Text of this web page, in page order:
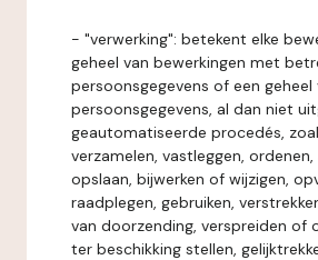
- "verwerking": betekent elke
geheel van bewerkingen met
persoonsgegevens of een geheel
persoonsgegevens, al dan niet
geautomatiseerde procedés,
verzamelen, vastleggen,
opslaan, bijwerken of wijzigen,
raadplegen, gebruiken,
van doorzending, verspreiden of
ter beschikking stellen,